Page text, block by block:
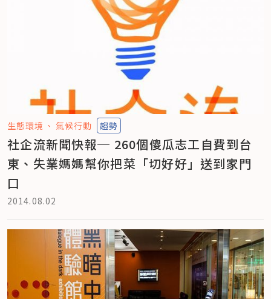
生態環境 氣候行動 趨勢
社企流新聞快報─ 260個傻瓜志工自費到台
東、失業媽媽幫你把菜「切好好」送到家門
口
2014.08.02